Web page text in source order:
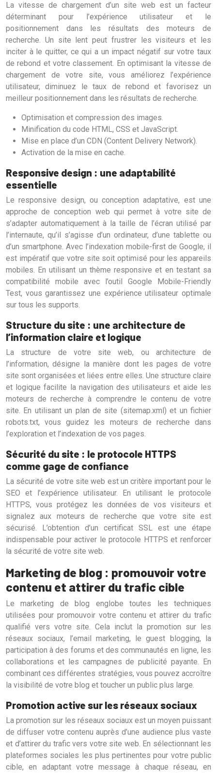
La vitesse de chargement d’un site web est un facteur
déterminant pour l’expérience utilisateur et le
positionnement dans les résultats des moteurs de
recherche. Un site lent peut frustrer les visiteurs et les
inciter à le quitter, ce qui a un impact négatif sur votre taux
de rebond et votre classement. En optimisant la vitesse de
chargement de votre site, vous améliorez l’expérience
utilisateur, diminuez le taux de rebond et favorisez un
meilleur positionnement dans les résultats de recherche.
Optimisation et compression des images.
Minification du code HTML, CSS et JavaScript.
Mise en place d’un CDN (Content Delivery Network).
Activation de la mise en cache.
Responsive design : une adaptabilité
essentielle
Le responsive design, ou conception adaptative, est une
approche de conception web qui permet à votre site de
s’adapter automatiquement à la taille de l’écran utilisé par
l’internaute, qu’il s’agisse d’un ordinateur, d’une tablette ou
d’un smartphone. Avec l’indexation mobile-first de Google, il
est impératif que votre site soit optimisé pour les appareils
mobiles. En utilisant un thème responsive et en testant sa
compatibilité mobile avec l’outil Google Mobile-Friendly
Test, vous garantissez une expérience utilisateur optimale
sur tous les supports.
Structure du site : une architecture de
l’information claire et logique
La structure de votre site web, ou architecture de
l’information, désigne la manière dont les pages de votre
site sont organisées et liées entre elles. Une structure claire
et logique facilite la navigation des utilisateurs et aide les
moteurs de recherche à comprendre le contenu de votre
site. En utilisant un plan de site (sitemap.xml) et un fichier
robots.txt, vous guidez les moteurs de recherche dans
l’exploration et l’indexation de vos pages.
Sécurité du site : le protocole HTTPS
comme gage de confiance
La sécurité de votre site web est un critère important pour le
SEO et l’expérience utilisateur. En utilisant le protocole
HTTPS, vous protégez les données de vos visiteurs et
signalez aux moteurs de recherche que votre site est
sécurisé. L’obtention d’un certificat SSL est une étape
indispensable pour activer le protocole HTTPS et renforcer
la sécurité de votre site web.
Marketing de blog : promouvoir votre
contenu et attirer du trafic cible
Le marketing de blog englobe toutes les techniques
utilisées pour promouvoir votre contenu et attirer du trafic
qualifié vers votre site. Cela inclut la promotion sur les
réseaux sociaux, l’email marketing, le guest blogging, la
participation à des forums et des communautés en ligne, les
collaborations et les campagnes de publicité payante. En
combinant ces différentes stratégies, vous pouvez accroître
la visibilité de votre blog et toucher un public plus large.
Promotion active sur les réseaux sociaux
La promotion sur les réseaux sociaux est un moyen puissant
de diffuser votre contenu auprès d’une audience plus vaste
et d’attirer du trafic vers votre site web. En sélectionnant les
plateformes sociales les plus pertinentes pour votre public
cible, en adaptant votre message à chaque réseau, en